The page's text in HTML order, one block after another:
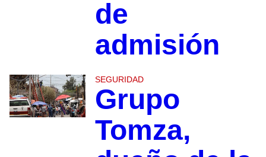
de
admisión
SEGURIDAD
Grupo
Tomza,